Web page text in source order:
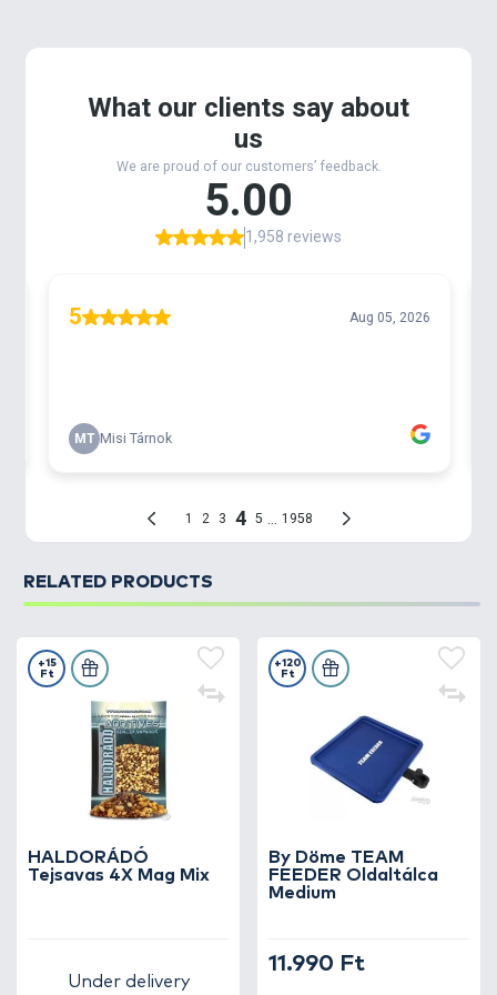
RELATED PRODUCTS
HALDORÁDÓ
Tejsavas 4X Mag Mix
+15
Ft
Under delivery
By Döme TEAM
FEEDER Oldaltálca
Medium
+120
Ft
11.990 Ft